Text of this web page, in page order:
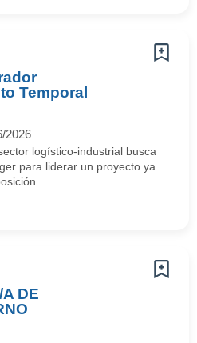
Temporal
2026
logístico-industrial busca
para liderar un proyecto ya
...
DE